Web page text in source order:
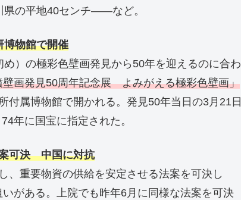
の平地40センチ――など。
物館で開催
）の極彩色壁画発見から50年を迎えるのに合わ
壁画発見50周年記念展 よみがえる極彩色壁画」
付属博物館で開かれる。発見50年当日の3月21日
年に国宝に指定された。
可決 中国に対抗
、重要物資の供給を安定させる法案を可決し
がある。上院でも昨年6月に同様な法案を可決